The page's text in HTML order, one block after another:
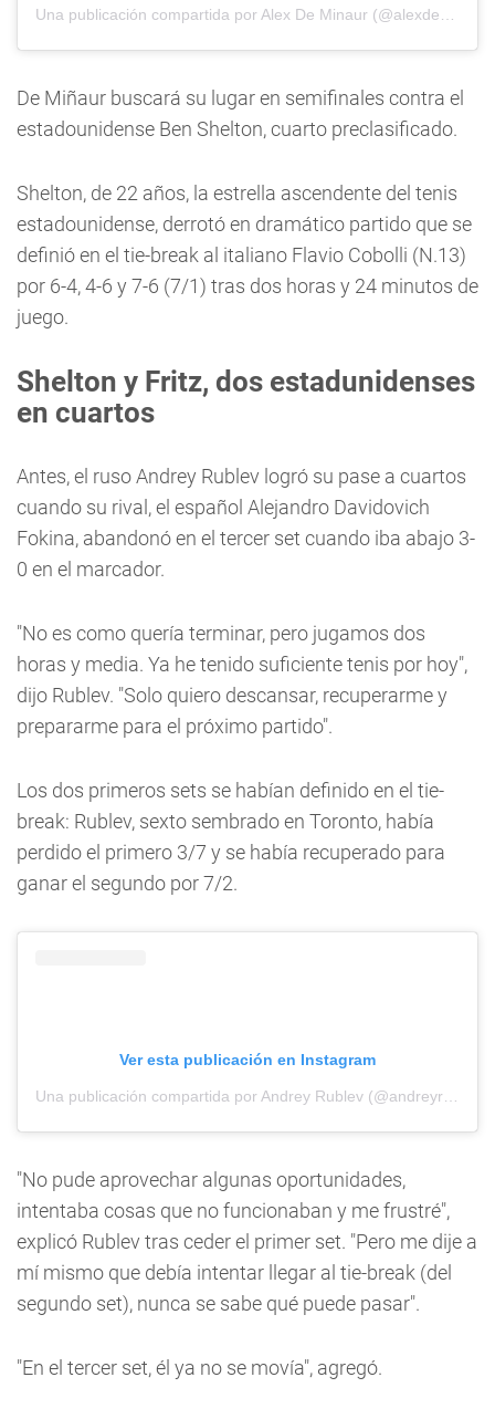
De Miñaur buscará su lugar en semifinales contra el
estadounidense Ben Shelton, cuarto preclasificado.
Shelton, de 22 años, la estrella ascendente del tenis
estadounidense, derrotó en dramático partido que se
definió en el tie-break al italiano Flavio Cobolli (N.13)
por 6-4, 4-6 y 7-6 (7/1) tras dos horas y 24 minutos de
juego.
Shelton y Fritz, dos estadunidenses
en cuartos
Antes, el ruso Andrey Rublev logró su pase a cuartos
cuando su rival, el español Alejandro Davidovich
Fokina, abandonó en el tercer set cuando iba abajo 3-
0 en el marcador.
"No es como quería terminar, pero jugamos dos
horas y media. Ya he tenido suficiente tenis por hoy",
dijo Rublev. "Solo quiero descansar, recuperarme y
prepararme para el próximo partido".
Los dos primeros sets se habían definido en el tie-
break: Rublev, sexto sembrado en Toronto, había
perdido el primero 3/7 y se había recuperado para
ganar el segundo por 7/2.
Ver esta publicación en Instagram
"No pude aprovechar algunas oportunidades,
intentaba cosas que no funcionaban y me frustré",
explicó Rublev tras ceder el primer set. "Pero me dije a
mí mismo que debía intentar llegar al tie-break (del
segundo set), nunca se sabe qué puede pasar".
"En el tercer set, él ya no se movía", agregó.